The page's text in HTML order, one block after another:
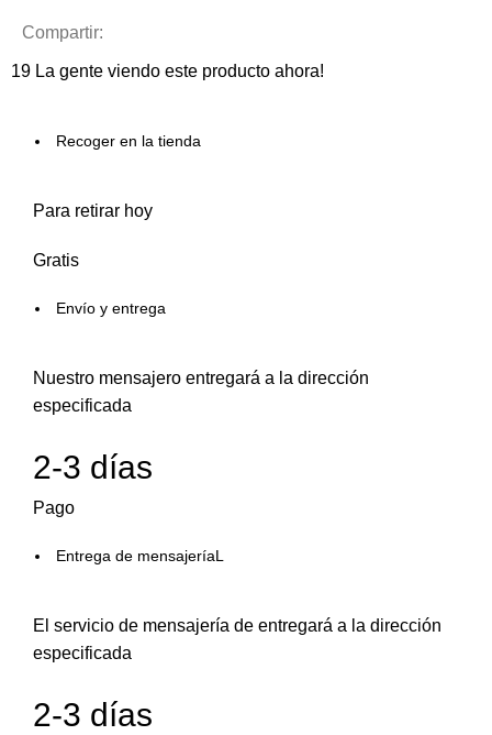
Compartir:
19 La gente viendo este producto ahora!
Recoger en la tienda
Para retirar hoy
Gratis
Envío y entrega
Nuestro mensajero entregará a la dirección
especificada
2-3 días
Pago
Entrega de mensajeríaL
El servicio de mensajería de entregará a la dirección
especificada
2-3 días